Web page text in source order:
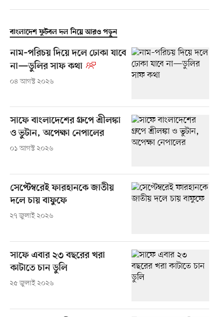
বাংলাদেশ ফুটবল দল নিয়ে আরও পড়ুন
নাম–পরিচয় দিয়ে দলে ঢোকা যাবে
না—ডুলির সাফ কথা
০৪ আগস্ট ২০২৬
সাফে বাংলাদেশের গ্রুপে শ্রীলঙ্কা
ও ভুটান, অপেক্ষা নেপালের
০১ আগস্ট ২০২৬
সেপ্টেম্বরেই ফারহানকে জাতীয়
দলে চায় বাফুফে
২৭ জুলাই ২০২৬
সাফে এবার ২৩ বছরের খরা
কাটাতে চান ডুলি
২৫ জুলাই ২০২৬